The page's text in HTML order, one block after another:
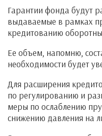
Гарантии фонда будут
выдаваемые в рамках
кредитованию
Ее объем, напомню,
необходимости будет
Для расширения
по регулированию и
меры по ослаблению
снижению давления на